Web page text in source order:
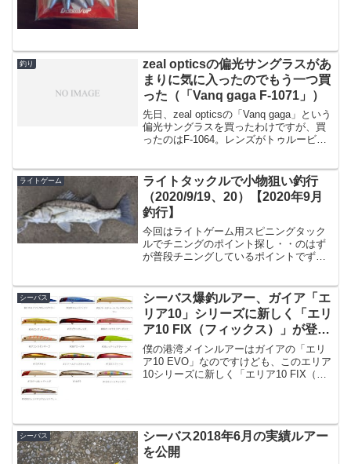
釣り
zeal opticsの偏光サングラスがあ
まりに気に入ったのでもう一つ買
った（「Vanq gaga F-1071」）
先日、zeal opticsの「Vanq gaga」という
偏光サングラスを買ったわけですが、買
ったのはF-1064。レンズがトゥルービュ
ル...
ライトゲーム
ライトタックルで小物狙い釣行
（2020/9/19、20）【2020年9月
釣行】
今回はライトゲーム用スピニングタック
ルでチニングのポイント探し・・のはず
が普段チニングしているポイントでずっ
へ、、、と言っても川の対岸側に行った
だけで大した距離は無いんですけ...
シーバス
シーバス爆釣ルアー、ガイア「エ
リア10」シリーズに新しく「エリ
ア10 FIX（フィックス）」が登
場！
僕の港湾メインルアーはガイアの「エリ
ア10 EVO」なのですけども、このエリア
10シリーズに新しく「エリア10 FIX（フ
10 ...
シーバス
シーバス2018年6月の実績ルアー
を公開